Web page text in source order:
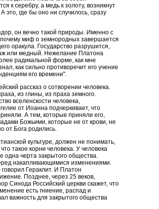
к серебру, а медь к золоту, возникнут
это, где бы оно ни случилось, сразу
он вечно такой природы. Именно с
почему миф о земнородных завершается
оракула. Государство разрушится,
или медный. Нежелание Платона
радикальной форме, как мне
как сильно противоречит его учение
его времени".
рассказ о сотворении человека.
из глины, из праха земного.
вселенскости человека,
от Иоанна подчеркивает, что
А тем, которые приняли его,
Божьими, которые не от крови, не
от Бога родились.
культуре, должен не понимать,
такое корни человека. У человека
одна черта закрытого общества.
накапливающимися изменениями.
Гераклит. И Платон
Позднее, через 25 веков,
Синода Российский церкви скажет, что
есть гниение, распад и
важность для закрытого общества